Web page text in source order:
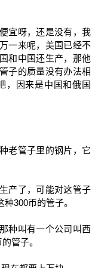
宜呀，还是没有，我
一来呢，美国已经不
和中国还生产，那他
子的质量没有办法相
，因来是中国和俄国
老管子里的钢片，它
产了，可能对这管子
300币的管子。
种叫有一个公司叫西
管子。